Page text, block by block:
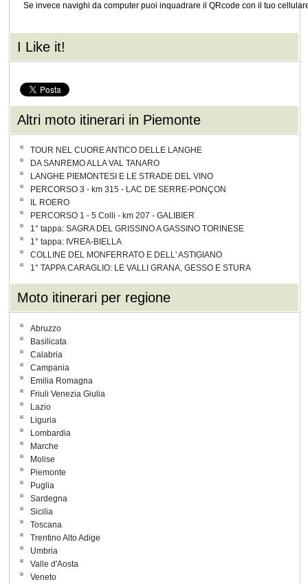
Se invece navighi da computer puoi inquadrare il QRcode con il tuo
I Like it!
Altri moto itinerari in Piemonte
TOUR NEL CUORE ANTICO DELLE LANGHE
DA SANREMO ALLA VAL TANARO
LANGHE PIEMONTESI E LE STRADE DEL VINO
PERCORSO 3 - km 315 - LAC DE SERRE-PONÇON
IL ROERO
PERCORSO 1 - 5 Colli - km 207 - GALIBIER
1° tappa: SAGRA DEL GRISSINO A GASSINO TORINESE
1° tappa: IVREA-BIELLA
COLLINE DEL MONFERRATO E DELL' ASTIGIANO
1° TAPPA CARAGLIO: LE VALLI GRANA, GESSO E STURA
Moto itinerari per regione
Abruzzo
Basilicata
Calabria
Campania
Emilia Romagna
Friuli Venezia Giulia
Lazio
Liguria
Lombardia
Marche
Molise
Piemonte
Puglia
Sardegna
Sicilia
Toscana
Trentino Alto Adige
Umbria
Valle d'Aosta
Veneto